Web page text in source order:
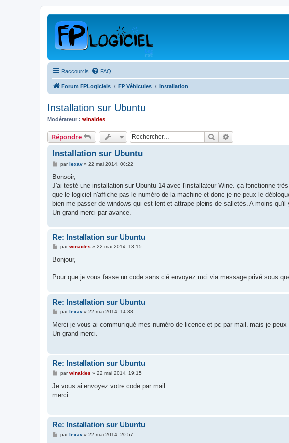
Raccourcis FAQ
Forum FPLogiciels FP Véhicules Installation
Installation sur Ubuntu
Modérateur : winaides
Répondre Rechercher
Installation sur Ubuntu
M
s
a
g
parlexav» 22 mai 2014, 00:22
Bonsoir,
J'ai testé une installation sur Ubuntu 14 avec l'installateur Wine. ça fonctionne
que le logiciel n'affiche pas le numéro de la machine et donc je ne peux le
bien me passer de windows qui est lent et attrape pleins de salletés. A moins
Un grand merci par avance.
Re: Installation sur Ubuntu
M
s
g
parwinaides » 22 mai 2014, 13:15
Bonjour,
Pour que je vous fasse un code sans clé envoyez moi via message privé sous
Re: Installation sur Ubuntu
M
s
a
parlexav» 22 mai 2014, 14:38
Merci je vous ai communiqué mes numéro de licence et pc par mail. mais je
Un grand merci.
Re: Installation sur Ubuntu
M
s
a
parwinaides » 22 mai 2014, 19:15
Je vous ai envoyez votre code par mail.
merci
Re: Installation sur Ubuntu
Mparlexav» 22 mai 2014, 20:57